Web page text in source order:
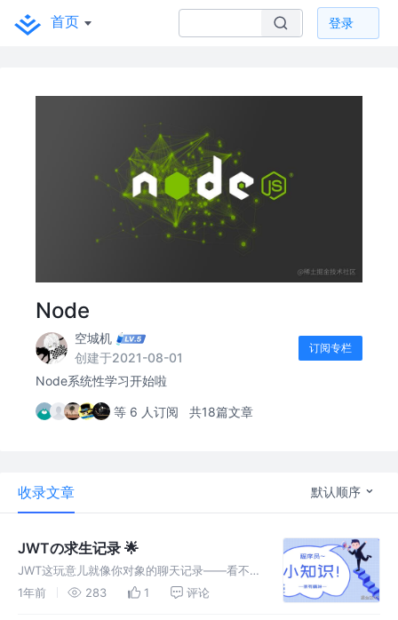
首页 登录
Node
空城机
创建于2021-08-01
订阅专栏
Node系统性学习开始啦
等 6 人订阅 共18篇文章
收录文章 默认顺序
JWTの求生记录 🌟
JWT这玩意儿就像你对象的聊天记录——看不懂
但必须得会验证，不然API分分钟给你返回
1年前 283 1 评论